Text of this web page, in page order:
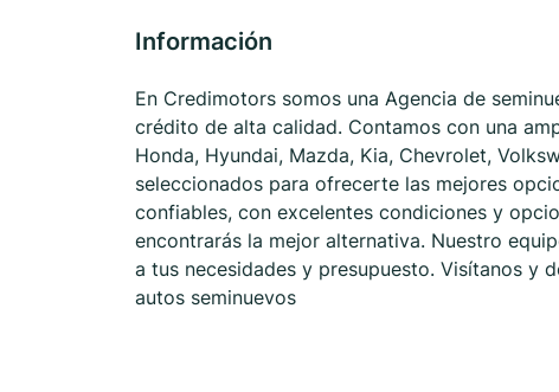
Información
En Credimotors somos una Agencia de
crédito de alta calidad. Contamos con una
Honda, Hyundai, Mazda, Kia, Chevrolet,
seleccionados para ofrecerte las mejores
confiables, con excelentes condiciones y
encontrarás la mejor alternativa. Nuestro
a tus necesidades y presupuesto. Visítanos y
autos seminuevos